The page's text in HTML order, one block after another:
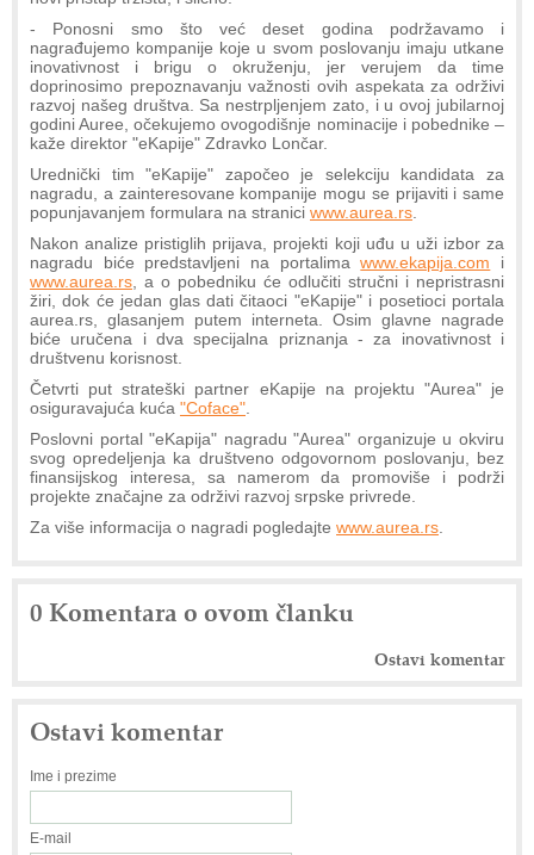
- Ponosni smo što već deset godina podržavamo i
nagrađujemo kompanije koje u svom poslovanju imaju utkane
inovativnost i brigu o okruženju, jer verujem da time
doprinosimo prepoznavanju važnosti ovih aspekata za održivi
razvoj našeg društva. Sa nestrpljenjem zato, i u ovoj jubilarnoj
godini Auree, očekujemo ovogodišnje nominacije i pobednike –
kaže direktor "eKapije" Zdravko Lončar.
Urednički tim "eKapije" započeo je selekciju kandidata za
nagradu, a zainteresovane kompanije mogu se prijaviti i same
popunjavanjem formulara na stranici www.aurea.rs
Nakon analize pristiglih prijava, projekti koji uđu u uži izbor za
nagradu biće predstavljeni na portalimawww.ekapija.com i
www.aurea.rs , a o pobedniku će odlučiti stručni i nepristrasni
žiri, dok će jedan glas dati čitaoci "eKapije" i posetioci portala
aurea.rs, glasanjem putem interneta. Osim glavne nagrade
biće uručena i dva specijalna priznanja - za inovativnost i
društvenu korisnost.
Četvrti put strateški partner eKapije na projektu "Aurea" je
osiguravajuća kuća "Coface"
Poslovni portal "eKapija" nagradu "Aurea" organizuje u okviru
svog opredeljenja ka društveno odgovornom poslovanju, bez
finansijskog interesa, sa namerom da promoviše i podrži
projekte značajne za održivi razvoj srpske privrede.
Za više informacija o nagradi pogledajte www.aurea.rs
0 Komentara o ovom članku
Ostavi komentar
Ostavi komentar
Ime i prezime
E-mail